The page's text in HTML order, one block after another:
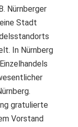
Nürnberger
Stadt
In Nürnberg
gratulierte
Vorstand